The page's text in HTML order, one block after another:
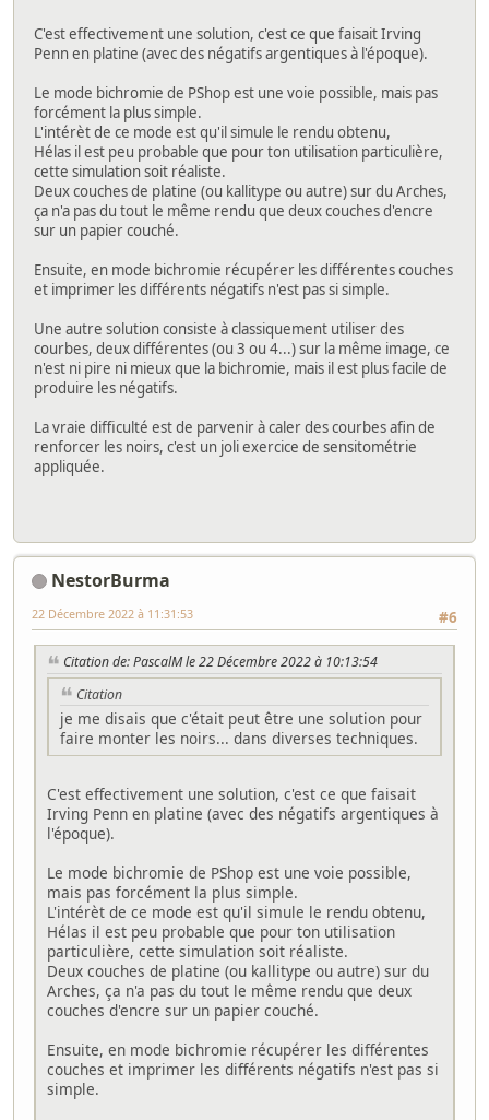
C'est effectivement une solution, c'est ce que faisait Irving
Penn en platine (avec des négatifs argentiques à l'époque).
Le mode bichromie de PShop est une voie possible, mais pas
forcément la plus simple.
L'intérèt de ce mode est qu'il simule le rendu obtenu,
Hélas il est peu probable que pour ton utilisation particulière,
cette simulation soit réaliste.
Deux couches de platine (ou kallitype ou autre) sur du Arches,
ça n'a pas du tout le même rendu que deux couches d'encre
sur un papier couché.
Ensuite, en mode bichromie récupérer les différentes couches
et imprimer les différents négatifs n'est pas si simple.
Une autre solution consiste à classiquement utiliser des
courbes, deux différentes (ou 3 ou 4...) sur la même image, ce
n'est ni pire ni mieux que la bichromie, mais il est plus facile de
produire les négatifs.
La vraie difficulté est de parvenir à caler des courbes afin de
renforcer les noirs, c'est un joli exercice de sensitométrie
appliquée.
NestorBurma
#6
22 Décembre 2022 à 11:31:53
Citation de: PascalM le 22 Décembre 2022 à 10:13:54
Citation
je me disais que c'était peut être une solution pour
faire monter les noirs... dans diverses techniques.
C'est effectivement une solution, c'est ce que faisait
Irving Penn en platine (avec des négatifs argentiques à
l'époque).
Le mode bichromie de PShop est une voie possible,
mais pas forcément la plus simple.
L'intérèt de ce mode est qu'il simule le rendu obtenu,
Hélas il est peu probable que pour ton utilisation
particulière, cette simulation soit réaliste.
Deux couches de platine (ou kallitype ou autre) sur du
Arches, ça n'a pas du tout le même rendu que deux
couches d'encre sur un papier couché.
Ensuite, en mode bichromie récupérer les différentes
couches et imprimer les différents négatifs n'est pas si
simple.